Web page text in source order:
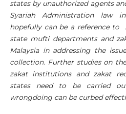
states by unauthorized agents
Syariah Administration law
hopefully can be a reference to
state mufti departments and
Malaysia in addressing the
collection. Further studies on
zakat institutions and zakat
states need to be carried
wrongdoing can be curbed